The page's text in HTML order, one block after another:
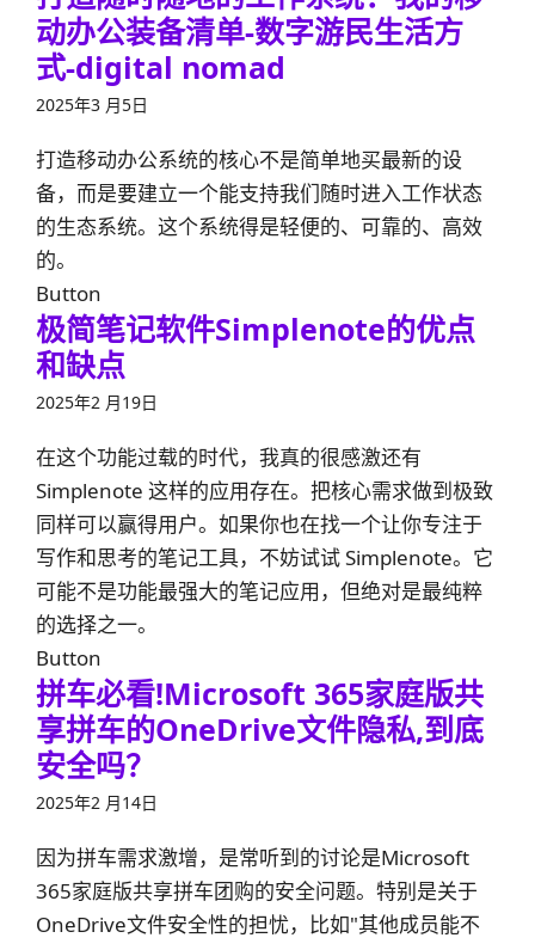
动办公装备清单-数字游民生活方
式-digital nomad
2025年3 月5日
打造移动办公系统的核心不是简单地买最新的设
备，而是要建立一个能支持我们随时进入工作状态
的生态系统。这个系统得是轻便的、可靠的、高效
的。
Button
极简笔记软件Simplenote的优点
和缺点
2025年2 月19日
在这个功能过载的时代，我真的很感激还有
Simplenote 这样的应用存在。把核心需求做到极致
同样可以赢得用户。如果你也在找一个让你专注于
写作和思考的笔记工具，不妨试试 Simplenote。它
可能不是功能最强大的笔记应用，但绝对是最纯粹
的选择之一。
Button
拼车必看!Microsoft 365家庭版共
享拼车的OneDrive文件隐私,到底
安全吗？
2025年2 月14日
因为拼车需求激增，是常听到的讨论是Microsoft
365家庭版共享拼车团购的安全问题。特别是关于
OneDrive文件安全性的担忧，比如"其他成员能不